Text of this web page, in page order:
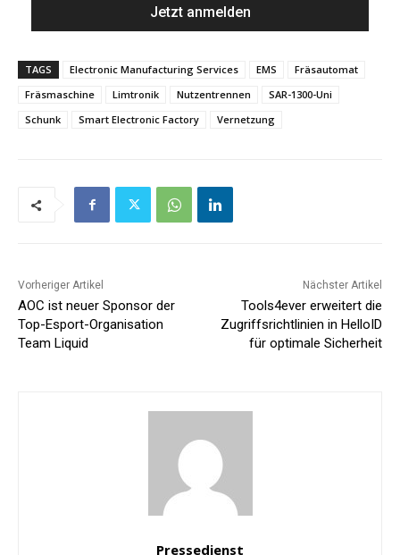
TAGS Electronic Manufacturing Services EMS
Fräsautomat
Fräsmaschine
Limtronik Nutzentrennen
SAR-1300-Uni
Schunk
Smart Electronic Factory Vernetzung
Vorheriger Artikel
AOC ist neuer Sponsor der
Top-Esport-Organisation
Team Liquid
Nächster Artikel
Tools4ever erweitert die
Zugriffsrichtlinien in HelloID
für optimale Sicherheit
Pressedienst